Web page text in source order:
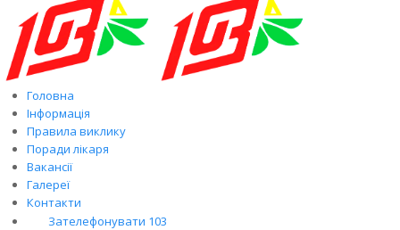
Головна
Інформація
Правила виклику
Поради лікаря
Вакансії
Галереї
Контакти
Зателефонувати 103